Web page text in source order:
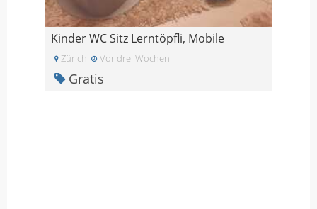
Kinder WC Sitz Lerntöpfli, Mobile
Zürich Vor drei Wochen
Gratis